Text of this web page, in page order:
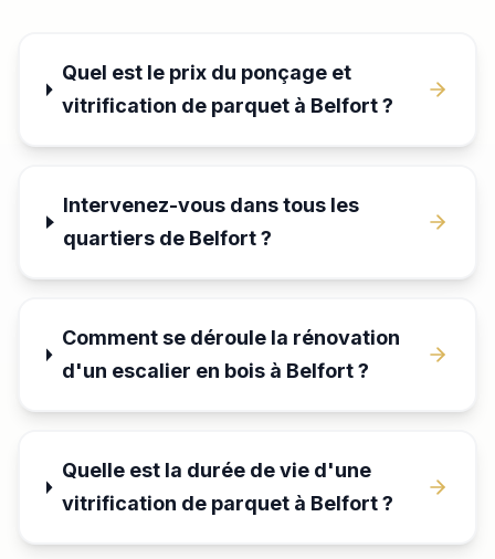
Quel est le prix du ponçage et
vitrification de parquet à Belfort ?
Intervenez-vous dans tous les
quartiers de Belfort ?
Comment se déroule la rénovation
d'un escalier en bois à Belfort ?
Quelle est la durée de vie d'une
vitrification de parquet à Belfort ?